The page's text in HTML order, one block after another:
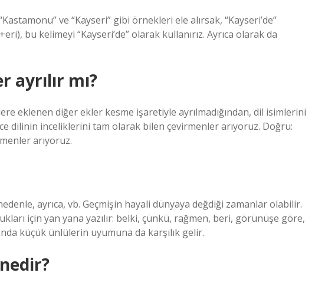
ve “Kayseri” gibi örnekleri ele alırsak, “Kayseri’de”
bu kelimeyi “Kayseri’de” olarak kullanırız. Ayrıca olarak da
ayrılır mı?
eklenen diğer ekler kesme işaretiyle ayrılmadığından, dil isimlerini
dilinin inceliklerini tam olarak bilen çevirmenler arıyoruz. Doğru:
arıyoruz.
ayrıca, vb. Geçmişin hayali dünyaya değdiği zamanlar olabilir.
için yan yana yazılır: belki, çünkü, rağmen, beri, görünüşe göre,
küçük ünlülerin uyumuna da karşılık gelir.